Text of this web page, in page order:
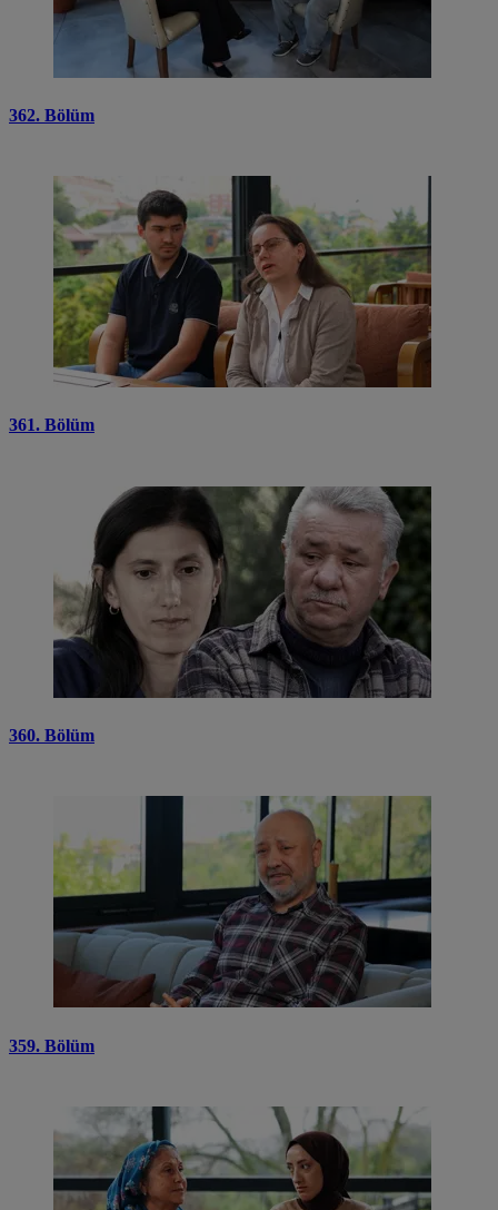
362. Bölüm
361. Bölüm
360. Bölüm
359. Bölüm